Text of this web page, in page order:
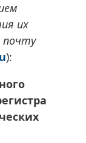
их
почту
):